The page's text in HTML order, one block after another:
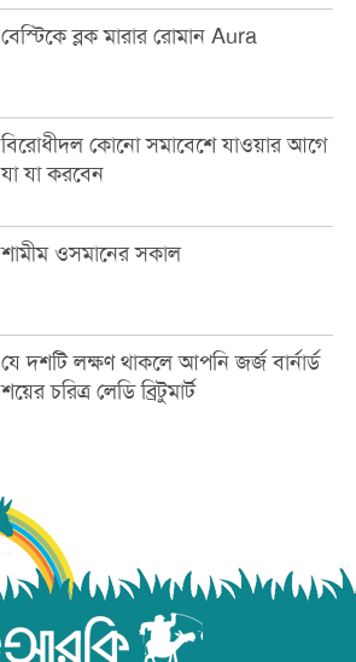
বেস্টিকে ব্লক মারার রোমান Aura
বিরোধীদল কোনো সমাবেশে যাওয়ার আগে
যা যা করবেন
শামীম ওসমানের সকাল
যে দশটি লক্ষণ থাকলে আপনি জর্জ বার্নার্ড
শয়ের চরিত্র লেডি ব্রিটুমার্ট